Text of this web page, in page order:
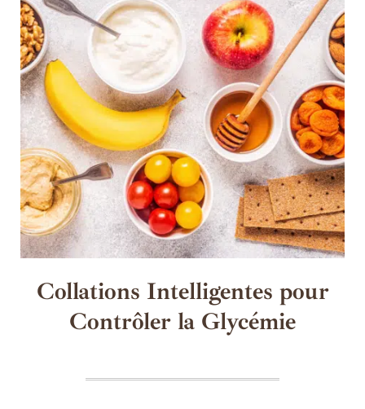
Collations Intelligentes pour
Contrôler la Glycémie